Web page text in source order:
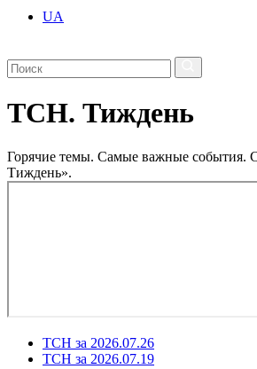
UA
ТСН. Тиждень
Горячие темы. Самые важные события.
Тиждень».
ТСН за 2026.07.26
ТСН за 2026.07.19